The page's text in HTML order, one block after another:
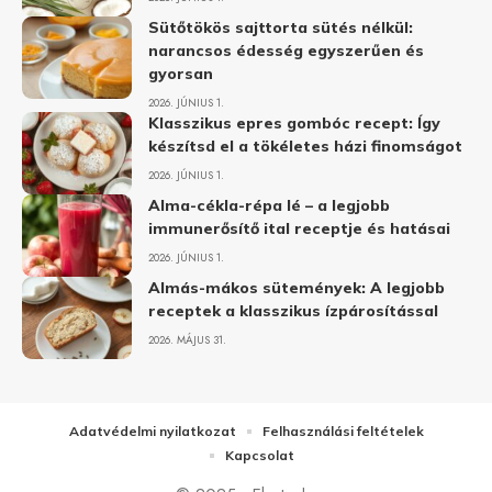
Sütőtökös sajttorta sütés nélkül:
narancsos édesség egyszerűen és
gyorsan
2026. JÚNIUS 1.
Klasszikus epres gombóc recept: Így
készítsd el a tökéletes házi finomságot
2026. JÚNIUS 1.
Alma-cékla-répa lé – a legjobb
immunerősítő ital receptje és hatásai
2026. JÚNIUS 1.
Almás-mákos sütemények: A legjobb
receptek a klasszikus ízpárosítással
2026. MÁJUS 31.
Adatvédelmi nyilatkozat
Felhasználási feltételek
Kapcsolat